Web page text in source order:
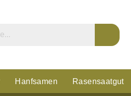
Hanfsamen Rasensaatgut